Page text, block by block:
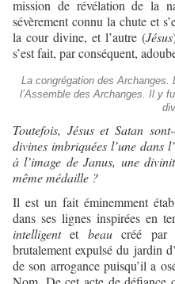
mission de révélation de la
sévèrement connu la chute et
la cour divine, et l’autre (Jésus
s’est fait, par conséquent,
La congrégation des
l’Assemble des Archanges. Il y
Toutefois, Jésus et Satan
divines imbriquées l’une dans
à l’image de Janus, une
même médaille ?
Il est un fait éminemment
dans ses lignes inspirées en
intelligentet beaucréé par
brutalement expulsé du jardin
de son arrogance puisqu’il a